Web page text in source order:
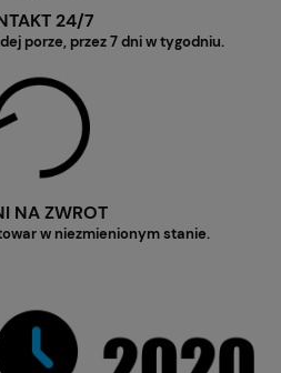
24/7
porze, przez 7 dni w tygodniu.
NA ZWROT
w niezmienionym stanie.